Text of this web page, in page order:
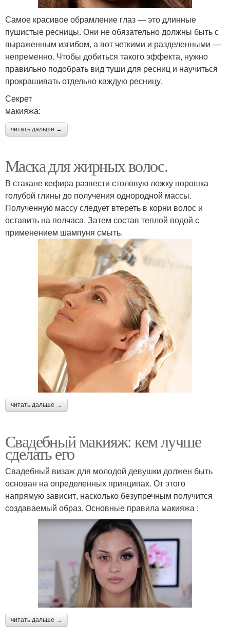
Самое красивое обрамление глаз — это длинные
пушистые ресницы. Они не обязательно должны быть с
выраженным изгибом, а вот четкими и разделенными —
непременно. Чтобы добиться такого эффекта, нужно
правильно подобрать вид туши для ресниц и научиться
прокрашивать отдельно каждую ресницу.
Секрет
макияжа:
читать дальше →
Маска для жирных волос.
В стакане кефира развести столовую ложку порошка
голубой глины до получения однородной массы.
Полученную массу следует втереть в корни волос и
оставить на полчаса. Затем состав теплой водой с
применением шампуня смыть.
читать дальше →
Свадебный макияж: кем лучше
сделать его
Свадебный визаж для молодой девушки должен быть
основан на определенных принципах. От этого
напрямую зависит, насколько безупречным получится
создаваемый образ. Основные правила макияжа :
читать дальше →